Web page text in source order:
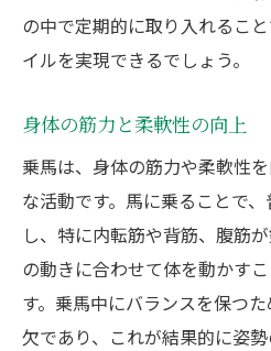
の中で定期的に取り入れるこ
イルを実現できるでしょう。
身体の筋力と柔軟性の向上
乗馬は、身体の筋力や柔軟性
な活動です。馬に乗ることで
し、特に内転筋や背筋、腹筋
の動きに合わせて体を動かす
す。乗馬中にバランスを保つ
欠であり、これが結果的に姿